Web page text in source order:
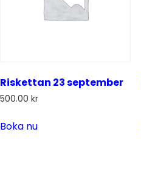
Riskettan 23 september
500.00 kr
Boka nu